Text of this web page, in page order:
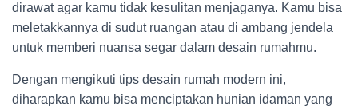
dirawat agar kamu tidak kesulitan menjaganya. Kamu bisa
meletakkannya di sudut ruangan atau di ambang jendela
untuk memberi nuansa segar dalam desain rumahmu.
Dengan mengikuti tips desain rumah modern ini,
diharapkan kamu bisa menciptakan hunian idaman yang